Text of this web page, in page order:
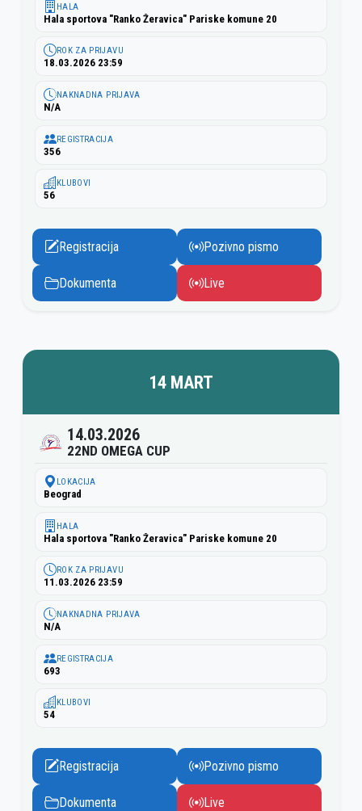
HALA
Hala sportova "Ranko Žeravica" Pariske komune 20
ROK ZA PRIJAVU
18.03.2026 23:59
NAKNADNA PRIJAVA
N/A
REGISTRACIJA
356
KLUBOVI
56
Registracija Pozivno pismo
Dokumenta Live
14 MART
14.03.2026
22ND OMEGA CUP
LOKACIJA
Beograd
HALA
Hala sportova "Ranko Žeravica" Pariske komune 20
ROK ZA PRIJAVU
11.03.2026 23:59
NAKNADNA PRIJAVA
N/A
REGISTRACIJA
693
KLUBOVI
54
Registracija Pozivno pismo
Dokumenta Live